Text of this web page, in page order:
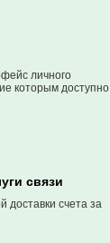
личного
которым доступно
связи
доставки счета за